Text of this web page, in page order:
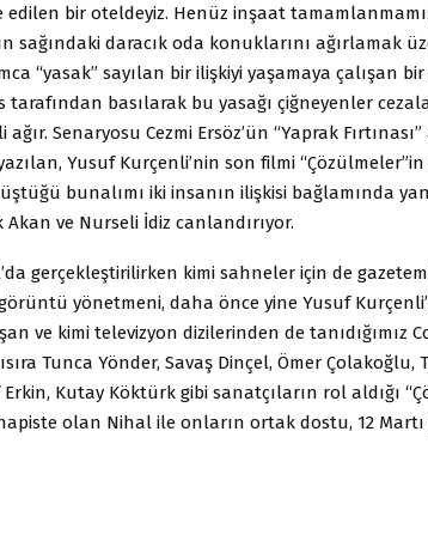
bir oteldeyiz. Henüz inşaat
sağındaki daracık oda konuklarını ağırlamak
“yasak” sayılan bir ilişkiyi yaşamaya çalışan
tarafından basılarak bu yasağı çiğneyenler
Senaryosu Cezmi Ersöz’ün “Yaprak Fırtınası”
Yusuf Kurçenli’nin son filmi “Çözülmeler”in
bunalımı iki insanın ilişkisi bağlamında
ve Nurseli İdiz canlandırıyor.
gerçekleştirilirken kimi sahneler için de
yönetmeni, daha önce yine Yusuf
ve kimi televizyon dizilerinden de tanıdığımız
Tunca Yönder, Savaş Dinçel, Ömer Çolakoğlu,
Kutay Köktürk gibi sanatçıların rol aldığı
olan Nihal ile onların ortak dostu, 12 Martı